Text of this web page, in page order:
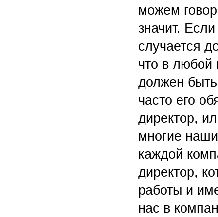
можем
значит.
случается
что в любой
должен
часто его
директор,
многие
каждой
директор,
работы и
нас в